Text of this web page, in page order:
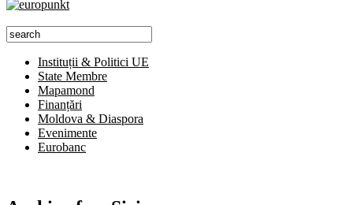
Instituții & Politici UE
State Membre
Mapamond
Finanțări
Moldova & Diaspora
Evenimente
Eurobanc